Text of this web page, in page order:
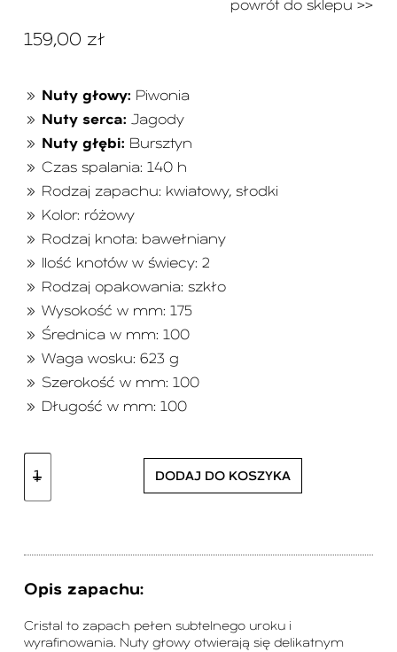
powrót do sklepu >>
159,00 zł
Nuty głowy: Piwonia
Nuty serca: Jagody
Nuty głębi: Bursztyn
Czas spalania: 140 h
Rodzaj zapachu: kwiatowy, słodki
Kolor: różowy
Rodzaj knota: bawełniany
Ilość knotów w świecy: 2
Rodzaj opakowania: szkło
Wysokość w mm: 175
Średnica w mm: 100
Waga wosku: 623 g
Szerokość w mm: 100
Długość w mm: 100
DODAJ DO KOSZYKA
Opis zapachu:
Cristal to zapach pełen subtelnego uroku i
wyrafinowania. Nuty głowy otwierają się delikatnym